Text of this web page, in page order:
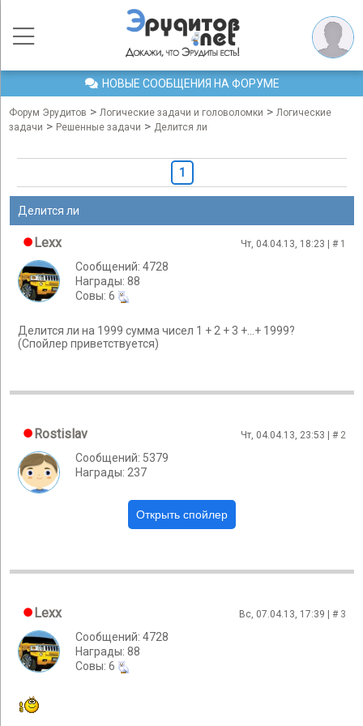
НОВЫЕ СООБЩЕНИЯ НА ФОРУМЕ
Форум Эрудитов > Логические задачи и головоломки > Логические
задачи > Решенные задачи > Делится ли
1
Делится ли
Lexx Чт, 04.04.13, 18:23 | # 1
Сообщений: 4728
Награды: 88
Cовы: 6
Делится ли на 1999 сумма чисел 1 + 2 + 3 +...+ 1999?
(Спойлер приветствуется)
Rostislav Чт, 04.04.13, 23:53 | # 2
Сообщений: 5379
Награды: 237
Lexx Вс, 07.04.13, 17:39 | # 3
Сообщений: 4728
Награды: 88
Cовы: 6